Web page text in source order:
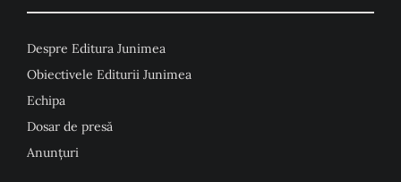
Despre Editura Junimea
Obiectivele Editurii Junimea
Echipa
Dosar de presă
Anunţuri